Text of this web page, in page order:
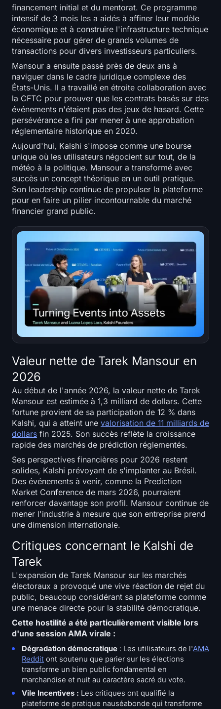
financement initial et du mentorat. Ce programme
intensif de 3 mois les a aidés à affiner leur modèle
économique et à construire l'infrastructure technique
nécessaire pour gérer de grands volumes de
transactions pour divers investisseurs particuliers.
Mansour a ensuite passé près de deux ans à
naviguer dans le cadre juridique complexe des
États-Unis. Il a travaillé en étroite collaboration avec
la CFTC pour prouver que les contrats basés sur des
événements n'étaient pas des jeux de hasard. Cette
persévérance a fini par mener à une approbation
réglementaire historique en 2020.
Aujourd'hui, Kalshi s'impose comme une bourse
unique où les utilisateurs négocient sur tout, de la
météo à la politique. Mansour a transformé avec
succès un concept théorique en un outil pratique.
Son leadership continue de propulser la plateforme
pour en faire un pilier incontournable du marché
financier grand public.
Valeur nette de Tarek Mansour en
2026
Au début de l'année 2026, la valeur nette de Tarek
Mansour est estimée à 1,3 milliard de dollars. Cette
fortune provient de sa participation de 12 % dans
Kalshi, qui a atteint une valorisation de 11 milliards de
dollars fin 2025. Son succès reflète la croissance
rapide des marchés de prédiction réglementés.
Ses perspectives financières pour 2026 restent
solides, Kalshi prévoyant de s'implanter au Brésil.
Des événements à venir, comme la Prediction
Market Conference de mars 2026, pourraient
renforcer davantage son profil. Mansour continue de
mener l'industrie à mesure que son entreprise prend
une dimension internationale.
Critiques concernant le Kalshi de
Tarek
L'expansion de Tarek Mansour sur les marchés
électoraux a provoqué une vive réaction de rejet du
public, beaucoup considérant sa plateforme comme
une menace directe pour la stabilité démocratique.
Cette hostilité a été particulièrement visible lors
d'une session AMA virale :
Dégradation démocratique : Les utilisateurs de l'AMA
Reddit ont soutenu que parier sur les élections
transforme un bien public fondamental en
marchandise et nuit au caractère sacré du vote.
Vile Incentives : Les critiques ont qualifié la
plateforme de pratique nauséabonde qui transforme